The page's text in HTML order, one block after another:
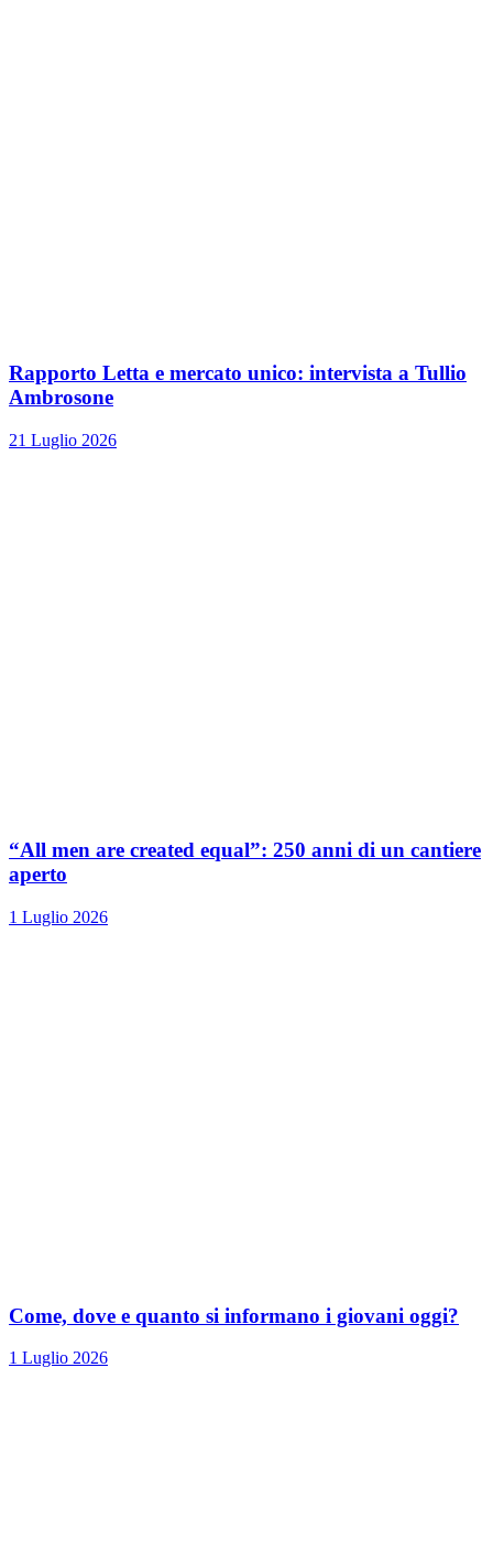
Rapporto Letta e mercato unico: intervista a Tullio
Ambrosone
21 Luglio 2026
“All men are created equal”: 250 anni di un cantiere
aperto
1 Luglio 2026
Come, dove e quanto si informano i giovani oggi?
1 Luglio 2026